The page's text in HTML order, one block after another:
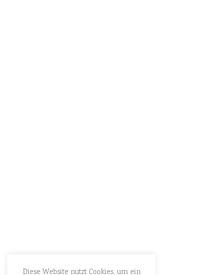
Diese Website nutzt Cookies, um ein